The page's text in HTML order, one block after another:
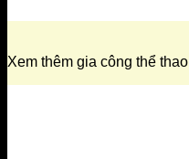
Xem thêm gia công thể thao